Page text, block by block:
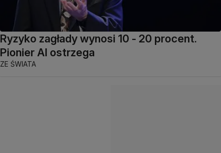
Ryzyko zagłady wynosi 10 - 20 procent.
Pionier AI ostrzega
ZE ŚWIATA